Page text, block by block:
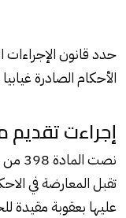
حدد قانون
الأحكام الصادرة
إجراءت تقديم
نصت
تقبل المعارضة في
عليها بعقوبة مقيدة